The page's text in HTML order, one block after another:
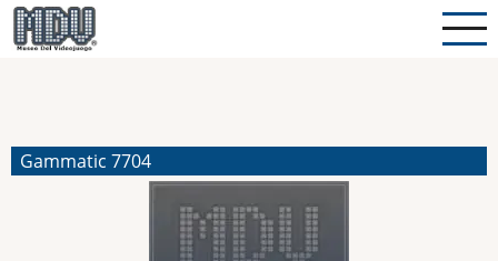
Pasar
al
Gammatic 7704